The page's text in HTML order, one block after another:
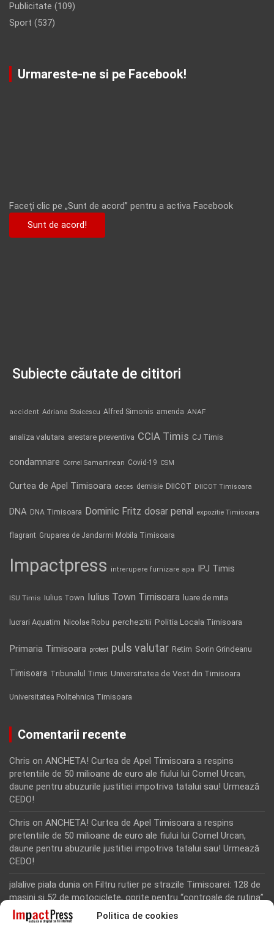
Politica de cookies
Publicitate (109)
Sport (537)
Urmareste-ne si pe Facebook!
Faceți clic pe „Sunt de acord” pentru a activa Facebook
Sunt de acord!
Subiecte căutate de cititori
accident Adriana Stoicescu Alfred Simonis amenda ANAF
analiza valutara arestare preventiva CCIA Timis CJ Timis
condamnare Cornel Samartinean Covid-19 CSM
Curtea de Apel Timisoara deces demisie DIICOT DIICOT Timisoara
DNA DNA Timisoara Dominic Fritz dosar penal expozitie Timisoara
flagrant Gruparea de Jandarmi Mobila Timisoara
Impactpress intrerupere furnizare apa IPJ Timis
ISU Timis Iulius Town Iulius Town Timisoara luare de mita
lucrari Aquatim Nicolae Robu perchezitii Politia Locala Timisoara
Primaria Timisoara protest puls valutar Retim Sorin Grindeanu
Timisoara Tribunalul Timis Universitatea de Vest din Timisoara
Universitatea Politehnica Timisoara
Comentarii recente
Chris on ANCHETA! Curtea de Apel Timisoara a respins
pretentiile de 50 milioane de euro ale fiului lui Cornel Urcan,
daune pentru abuzurile justitiei impotriva tatalui sau! Urmează
CEDO!
Chris on ANCHETA! Curtea de Apel Timisoara a respins
pretentiile de 50 milioane de euro ale fiului lui Cornel Urcan,
daune pentru abuzurile justitiei impotriva tatalui sau! Urmează
CEDO!
jalalive piala dunia on Filtru rutier pe strazile Timisoarei: 128 de
masini si 52 de motociclete, oprite pentru “controale de rutina”
Rodion Camatoritul on Inca un martor din dosarul fraudei cu